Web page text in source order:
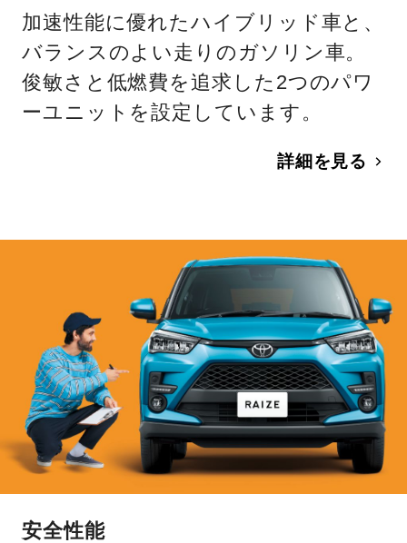
加速性能に優れたハイブリッド車と、
バランスのよい走りのガソリン車。
俊敏さと低燃費を追求した2つのパワ
ーユニットを設定しています。
詳細を見る
安全性能